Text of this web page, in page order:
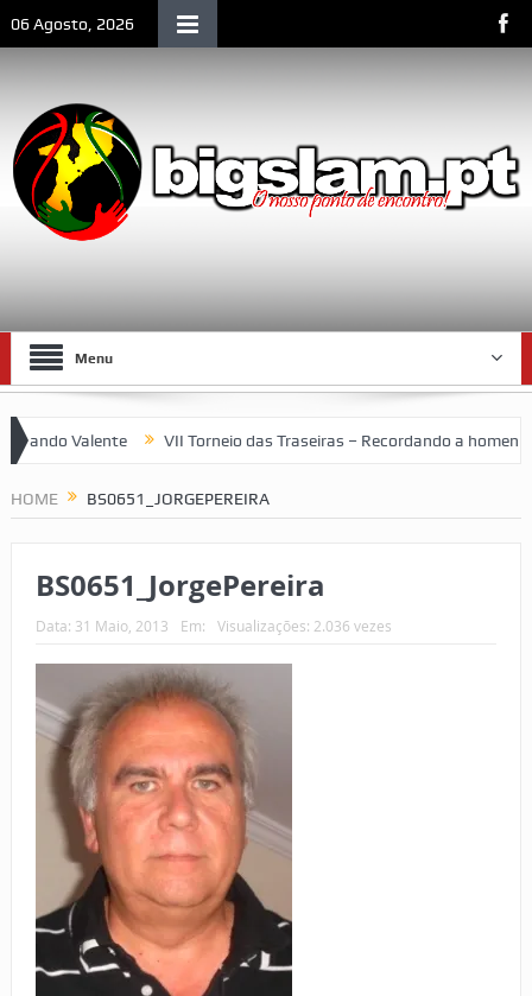
06 Agosto, 2026
Menu
Valente VII Torneio das Traseiras – Recordando a
HOME BS0651_JORGEPEREIRA
BS0651_JorgePereira
Data: 31 Maio, 2013 Em: Visualizações: 2.036 vezes